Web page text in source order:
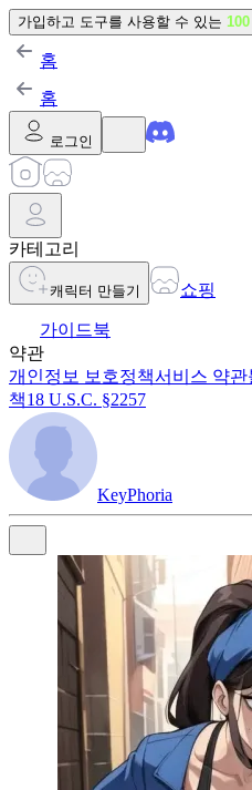
가입하고 도구를 사용할 수 있는
홈
홈
로그인
카테고리
캐릭터 만들기 쇼핑
가이드북
약관
개인정보 보호정책서비스 약관
책18 U.S.C. §2257
KeyPhoria